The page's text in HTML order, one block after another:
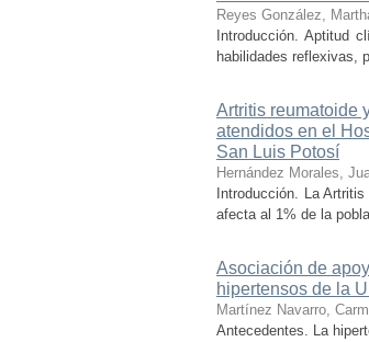
Reyes González,
Introducción. Aptitud
habilidades reflexivas,
Artritis reumatoide
atendidos en el
San Luis Potosí
Hernández Morales,
Introducción. La
afecta al 1% de la
Asociación de
hipertensos de la
Martínez Navarro,
Antecedentes. La